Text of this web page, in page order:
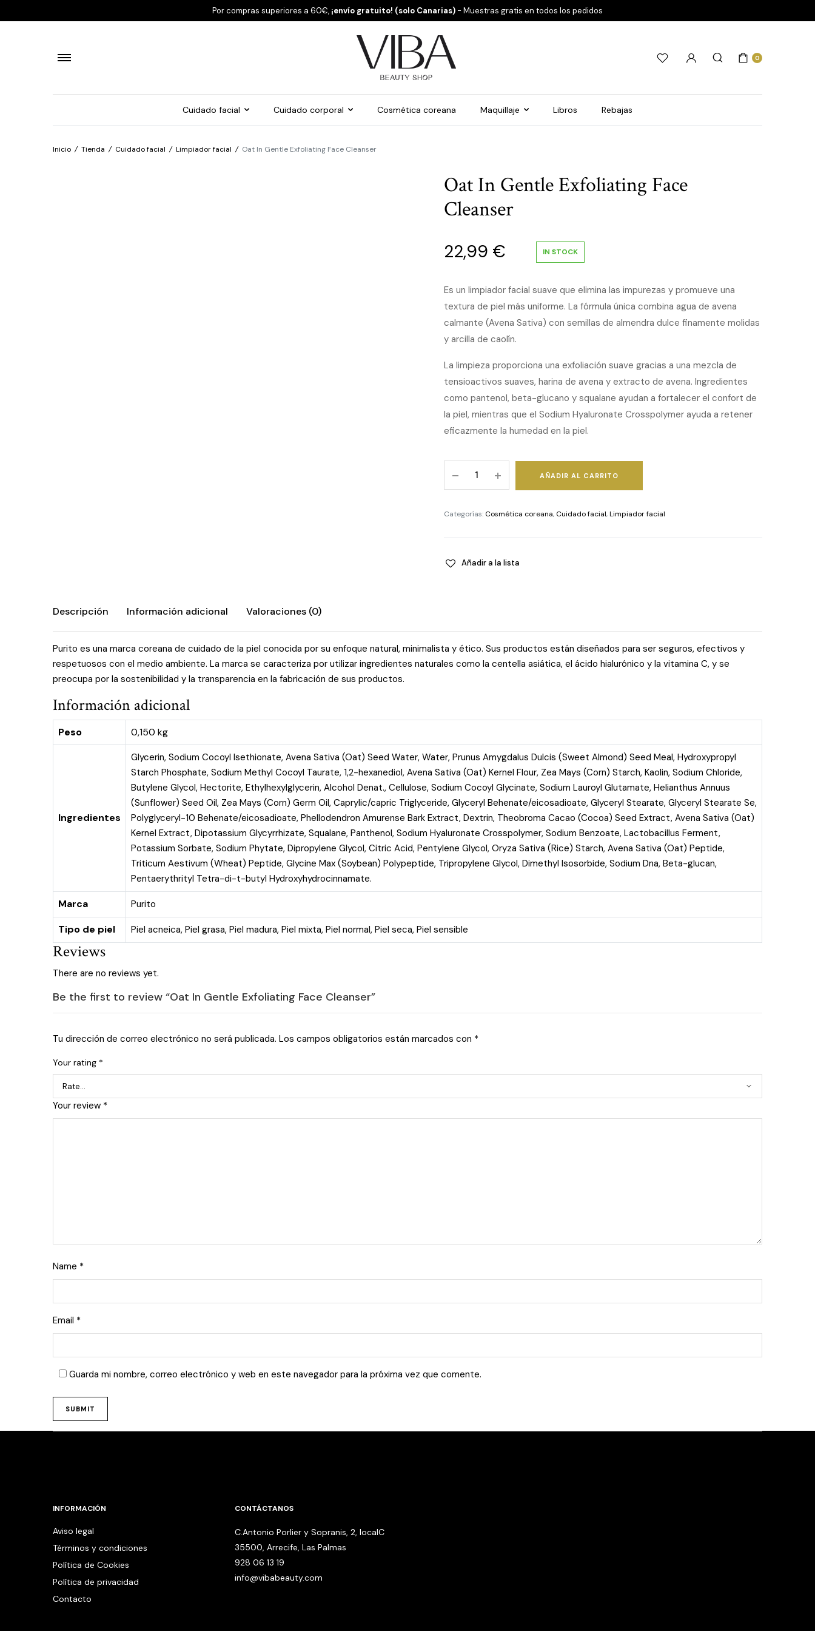
Por compras superiores a 60€, ¡envío gratuito! (solo Canarias) - Muestras gratis en todos los pedidos
0
Cuidado facial Cuidado corporal Cosmética coreana Maquillaje Libros Rebajas
Inicio / Tienda / Cuidado facial / Limpiador facial / Oat In Gentle Exfoliating Face Cleanser
Oat In Gentle Exfoliating Face
Cleanser
22,99 € IN STOCK
Es un limpiador facial suave que elimina las impurezas y promueve una
textura de piel más uniforme. La fórmula única combina agua de avena
calmante (Avena Sativa) con semillas de almendra dulce finamente molidas
y arcilla de caolín.
La limpieza proporciona una exfoliación suave gracias a una mezcla de
tensioactivos suaves, harina de avena y extracto de avena. Ingredientes
como pantenol, beta-glucano y squalane ayudan a fortalecer el confort de
la piel, mientras que el Sodium Hyaluronate Crosspolymer ayuda a retener
eficazmente la humedad en la piel.
Exfoliating
Cleanser
AÑADIR AL CARRITO
Categorías: Cosmética coreana, Cuidado facial,Limpiador facial
Añadir a la lista
Descripción Información adicional Valoraciones (0)
Purito es una marca coreana de cuidado de la piel conocida por su enfoque natural, minimalista y ético. Sus productos están diseñados para ser seguros, efectivos y
respetuosos con el medio ambiente. La marca se caracteriza por utilizar ingredientes naturales como la centella asiática, el ácido hialurónico y la vitamina C, y se
preocupa por la sostenibilidad y la transparencia en la fabricación de sus productos.
Información adicional
Peso 0,150 kg
Ingredientes
Glycerin, Sodium Cocoyl Isethionate, Avena Sativa (Oat) Seed Water, Water, Prunus Amygdalus Dulcis (Sweet Almond) Seed Meal, Hydroxypropyl
Starch Phosphate, Sodium Methyl Cocoyl Taurate, 1,2-hexanediol, Avena Sativa (Oat) Kernel Flour, Zea Mays (Corn) Starch, Kaolin, Sodium Chloride,
Butylene Glycol, Hectorite, Ethylhexylglycerin, Alcohol Denat., Cellulose, Sodium Cocoyl Glycinate, Sodium Lauroyl Glutamate, Helianthus Annuus
(Sunflower) Seed Oil, Zea Mays (Corn) Germ Oil, Caprylic/capric Triglyceride, Glyceryl Behenate/eicosadioate, Glyceryl Stearate, Glyceryl Stearate Se,
Polyglyceryl-10 Behenate/eicosadioate, Phellodendron Amurense Bark Extract, Dextrin, Theobroma Cacao (Cocoa) Seed Extract, Avena Sativa (Oat)
Kernel Extract, Dipotassium Glycyrrhizate, Squalane, Panthenol, Sodium Hyaluronate Crosspolymer, Sodium Benzoate, Lactobacillus Ferment,
Potassium Sorbate, Sodium Phytate, Dipropylene Glycol, Citric Acid, Pentylene Glycol, Oryza Sativa (Rice) Starch, Avena Sativa (Oat) Peptide,
Triticum Aestivum (Wheat) Peptide, Glycine Max (Soybean) Polypeptide, Tripropylene Glycol, Dimethyl Isosorbide, Sodium Dna, Beta-glucan,
Pentaerythrityl Tetra-di-t-butyl Hydroxyhydrocinnamate.
Marca Purito
Tipo de piel Piel acneica, Piel grasa, Piel madura, Piel mixta, Piel normal, Piel seca, Piel sensible
Reviews
There are no reviews yet.
Be the first to review “Oat In Gentle Exfoliating Face Cleanser”
Tu dirección de correo electrónico no será publicada. Los campos obligatorios están marcados con *
Your rating *
Your review *
Name *
Email *
Guarda mi nombre, correo electrónico y web en este navegador para la próxima vez que comente.
INFORMACIÓN
Aviso legal
Términos y condiciones
Política de Cookies
Política de privacidad
Contacto
CONTÁCTANOS
C.Antonio Porlier y Sopranis, 2, localC
35500, Arrecife, Las Palmas
928 06 13 19
info@vibabeauty.com